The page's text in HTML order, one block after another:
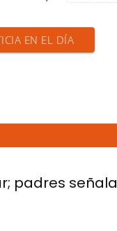
EN EL DÍA
padres